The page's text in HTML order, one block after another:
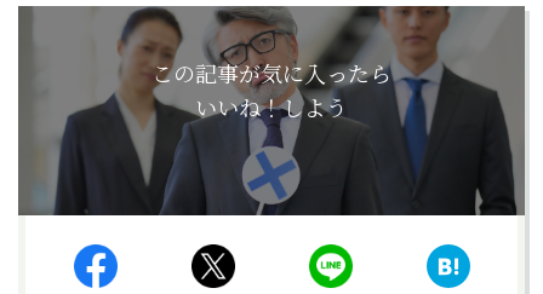
この記事が気に入ったら
いいね！しよう